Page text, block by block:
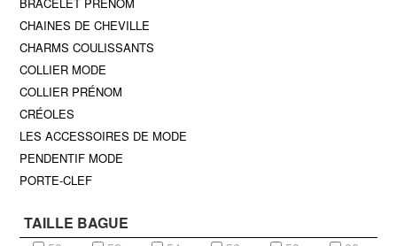
BRACELET PRENOM
CHAINES DE CHEVILLE
CHARMS COULISSANTS
COLLIER MODE
COLLIER PRÉNOM
CRÉOLES
LES ACCESSOIRES DE MODE
PENDENTIF MODE
PORTE-CLEF
TAILLE BAGUE